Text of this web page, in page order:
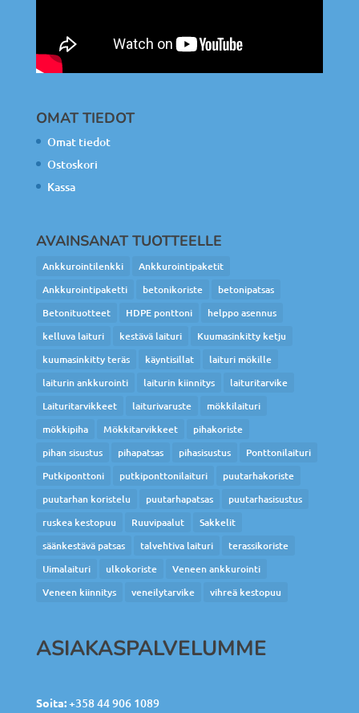
OMAT TIEDOT
Omat tiedot
Ostoskori
Kassa
AVAINSANAT TUOTTEELLE
Ankkurointilenkki
Ankkurointipaketit
Ankkurointipaketti
betonikoriste
betonipatsas
Betonituotteet
HDPE ponttoni
helppo asennus
kelluva laituri
kestävä laituri
Kuumasinkitty ketju
kuumasinkitty teräs
käyntisillat
laituri mökille
laiturin ankkurointi
laiturin kiinnitys
laituritarvike
Laituritarvikkeet
laiturivaruste
mökkilaituri
mökkipiha
Mökkitarvikkeet
pihakoriste
pihan sisustus
pihapatsas pihasisustus
Ponttonilaituri
Putkiponttoni
putkiponttonilaituri
puutarhakoriste
puutarhan koristelu
puutarhapatsas
puutarhasisustus
ruskea kestopuu
Ruuvipaalut
Sakkelit
säänkestävä patsas
talvehtiva laituri
terassikoriste
Uimalaituri
ulkokoriste
Veneen ankkurointi
Veneen kiinnitys
veneilytarvike vihreä kestopuu
ASIAKASPALVELUMME
Soita:+358 44 906 1089